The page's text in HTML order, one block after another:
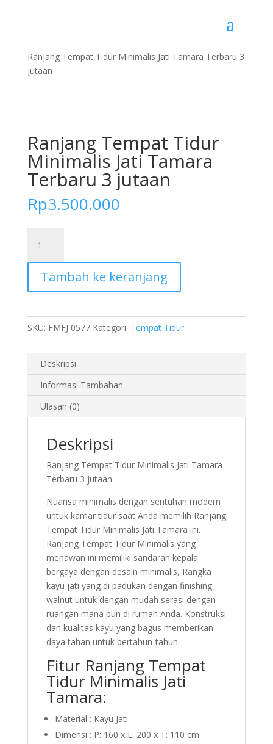
Ranjang Tempat Tidur Minimalis Jati Tamara Terbaru 3
jutaan
Ranjang Tempat Tidur
Minimalis Jati Tamara
Terbaru 3 jutaan
Rp3.500.000
Ranjang
Tempat
Tidur
Minimalis
Tamara
Terbaru
jutaan
Tambah ke keranjang
SKU: FMFJ 0577 Kategori: Tempat Tidur
Deskripsi
Informasi Tambahan
Ulasan (0)
Deskripsi
Ranjang Tempat Tidur Minimalis Jati Tamara
Terbaru 3 jutaan
Nuansa minimalis dengan sentuhan modern
untuk kamar tidur saat Anda memilih Ranjang
Tempat Tidur Minimalis Jati Tamara ini.
Ranjang Tempat Tidur Minimalis yang
menawan ini memiliki sandaran kepala
bergaya dengan desain minimalis, Rangka
kayu jati yang di padukan dengan finishing
walnut untuk dengan mudah serasi dengan
ruangan mana pun di rumah Anda. Konstruksi
dan kualitas kayu yang bagus memberikan
daya tahan untuk bertahun-tahun.
Fitur Ranjang Tempat
Tidur Minimalis Jati
Tamara:
Material : Kayu Jati
Dimensi : P: 160 x L: 200 x T: 110 cm